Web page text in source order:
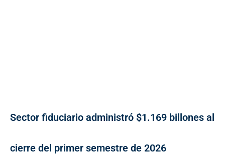
Sector fiduciario administró $1.169 billones al
cierre del primer semestre de 2026